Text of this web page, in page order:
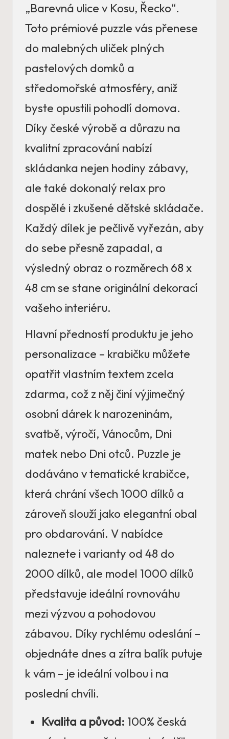
„Barevná ulice v Kosu, Řecko“.
Toto prémiové puzzle vás přenese
do malebných uliček plných
pastelových domků a
středomořské atmosféry, aniž
byste opustili pohodlí domova.
Díky české výrobě a důrazu na
kvalitní zpracování nabízí
skládanka nejen hodiny zábavy,
ale také dokonalý relax pro
dospělé i zkušené dětské skládače.
Každý dílek je pečlivě vyřezán, aby
do sebe přesně zapadal, a
výsledný obraz o rozměrech 68 x
48 cm se stane originální dekorací
vašeho interiéru.
Hlavní předností produktu je jeho
personalizace – krabičku můžete
opatřit vlastním textem zcela
zdarma, což z něj činí výjimečný
osobní dárek k narozeninám,
svatbě, výročí, Vánocům, Dni
matek nebo Dni otců. Puzzle je
dodáváno v tematické krabičce,
která chrání všech 1000 dílků a
zároveň slouží jako elegantní obal
pro obdarování. V nabídce
naleznete i varianty od 48 do
2000 dílků, ale model 1000 dílků
představuje ideální rovnováhu
mezi výzvou a pohodovou
zábavou. Díky rychlému odeslání –
objednáte dnes a zítra balík putuje
k vám – je ideální volbou i na
poslední chvíli.
Kvalita a původ: 100% česká